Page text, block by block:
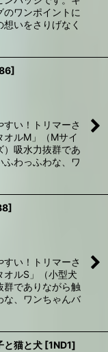
のワンポイントに
いをさりげなく
]
い！トリマーさ
オルM」（Mサイ
）吸水力抜群であ
ふわっふわな、ワ
]
い！トリマーさ
オルS」（小型犬
群でありながら触
な、ワンちゃんバ
猫と犬 [1ND1]